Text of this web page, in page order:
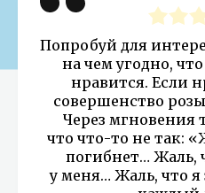
Попробуй для
на чем угодно,
нравится. Если
совершенство
Через мгновения
что что-то не так:
погибнет… Жаль,
у меня… Жаль, что я